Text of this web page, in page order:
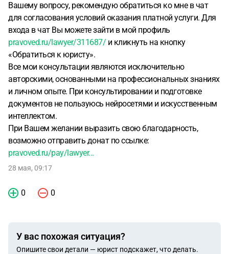
Вашему вопросу, рекомендую обратиться ко мне в чат
для согласования условий оказания платной услуги. Для
входа в чат Вы можете зайти в мой профиль
pravoved.ru/lawyer/311687/ и кликнуть на кнопку
«Обратиться к юристу».
Все мои консультации являются исключительно
авторскими, основанными на профессиональных знаниях
и личном опыте. При консультировании и подготовке
документов не пользуюсь нейросетями и искусственным
интеллектом.
При Вашем желании выразить свою благодарность,
возможно отправить донат по ссылке:
pravoved.ru/pay/lawyer...
28 мая, 09:17
0 0
У вас похожая ситуация?
Опишите свои детали — юрист подскажет, что делать.